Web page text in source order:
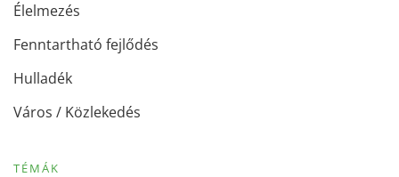
Élelmezés
Fenntartható fejlődés
Hulladék
Város / Közlekedés
TÉMÁK